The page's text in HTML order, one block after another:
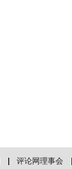
评论网理事会